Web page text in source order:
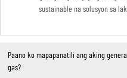
sustainable na solusyon sa
Paano ko mapapanatili ang aking
gas?